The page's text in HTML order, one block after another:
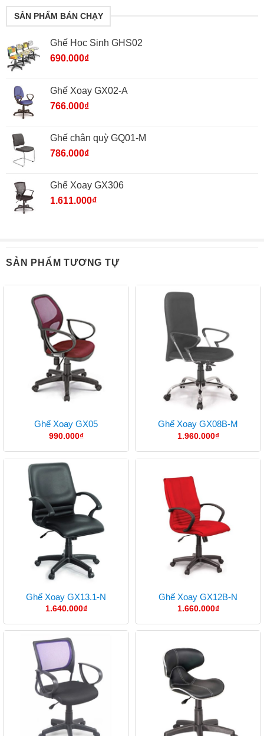
SẢN PHẨM BÁN CHẠY
Ghế Học Sinh GHS02
690.000₫
Ghế Xoay GX02-A
766.000₫
Ghế chân quỳ GQ01-M
786.000₫
Ghế Xoay GX306
1.611.000₫
SẢN PHẨM TƯƠNG TỰ
Ghế Xoay GX05
990.000₫
Ghế Xoay GX08B-M
1.960.000₫
Ghế Xoay GX13.1-N
1.640.000₫
Ghế Xoay GX12B-N
1.660.000₫